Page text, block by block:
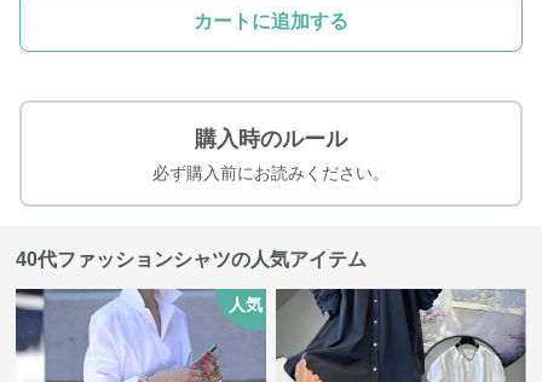
カートに追加する
購入時のルール
必ず購入前にお読みください。
40代ファッションシャツの人気アイテム
人気